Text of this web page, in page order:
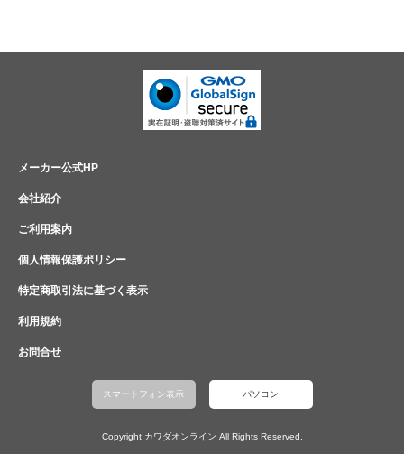
メーカー公式HP
会社紹介
ご利用案内
個人情報保護ポリシー
特定商取引法に基づく表示
利用規約
お問合せ
スマートフォン表示 パソコン
Copyright カワダオンライン All Rights Reserved.